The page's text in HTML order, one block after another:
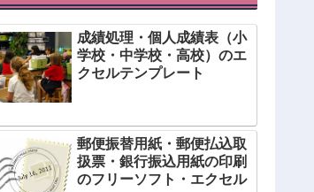
成績処理・個人成績表（小
学校・中学校・高校）のエ
クセルテンプレート
郵便振替用紙・郵便払込取
扱票・銀行振込用紙の印刷
のフリーソフト・エクセル